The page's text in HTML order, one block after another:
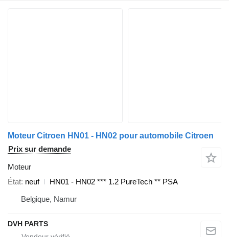
Moteur Citroen HN01 - HN02 pour automobile Citroen
Prix sur demande
Moteur
État neuf
HN01 - HN02 *** 1.2 PureTech ** PSA
Belgique, Namur
DVH PARTS